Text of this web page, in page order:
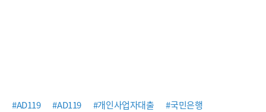
#AD119 #AD119 #개인사업자대출 #국민은행